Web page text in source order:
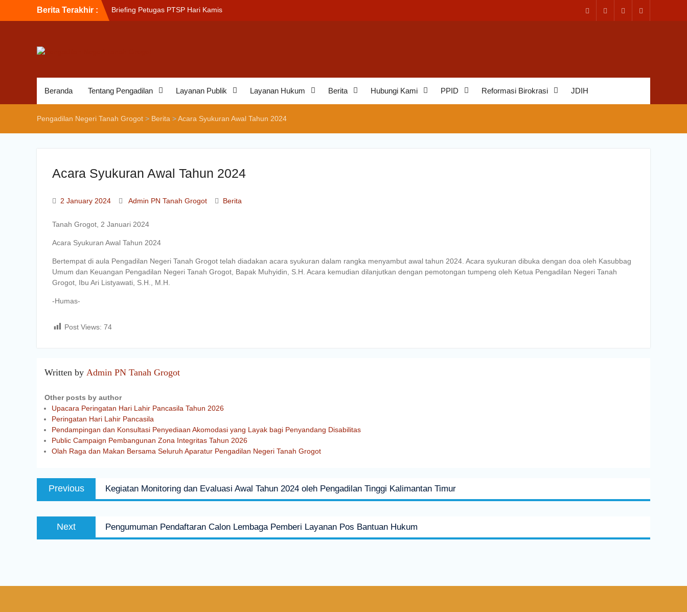
Berita Terakhir :
Briefing Petugas PTSP Hari Kamis
Beranda Tentang Pengadilan Layanan Publik Layanan Hukum Berita Hubungi Kami PPID Reformasi Birokrasi JDIH
Pengadilan Negeri Tanah Grogot > Berita >Acara Syukuran Awal Tahun 2024
Acara Syukuran Awal Tahun 2024
2 January 2024 Admin PN Tanah Grogot Berita
Tanah Grogot, 2 Januari 2024
Acara Syukuran Awal Tahun 2024
Bertempat di aula Pengadilan Negeri Tanah Grogot telah diadakan acara syukuran dalam rangka menyambut awal tahun 2024. Acara syukuran dibuka dengan doa oleh Kasubbag
Umum dan Keuangan Pengadilan Negeri Tanah Grogot, Bapak Muhyidin, S.H. Acara kemudian dilanjutkan dengan pemotongan tumpeng oleh Ketua Pengadilan Negeri Tanah
Grogot, Ibu Ari Listyawati, S.H., M.H.
-Humas-
Post Views: 74
Written by Admin PN Tanah Grogot
Other posts by author
Upacara Peringatan Hari Lahir Pancasila Tahun 2026
Peringatan Hari Lahir Pancasila
Pendampingan dan Konsultasi Penyediaan Akomodasi yang Layak bagi Penyandang Disabilitas
Public Campaign Pembangunan Zona Integritas Tahun 2026
Olah Raga dan Makan Bersama Seluruh Aparatur Pengadilan Negeri Tanah Grogot
Previous Kegiatan Monitoring dan Evaluasi Awal Tahun 2024 oleh Pengadilan Tinggi Kalimantan Timur
Next Pengumuman Pendaftaran Calon Lembaga Pemberi Layanan Pos Bantuan Hukum